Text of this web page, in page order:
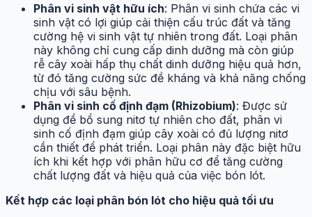
Phân vi sinh vật hữu ích: Phân vi sinh chứa các vi
sinh vật có lợi giúp cải thiện cấu trúc đất và tăng
cường hệ vi sinh vật tự nhiên trong đất. Loại phân
này không chỉ cung cấp dinh dưỡng mà còn giúp
rễ cây xoài hấp thụ chất dinh dưỡng hiệu quả hơn,
từ đó tăng cường sức đề kháng và khả năng chống
chịu với sâu bệnh.
Phân vi sinh cố định đạm (Rhizobium): Được sử
dụng để bổ sung nitơ tự nhiên cho đất, phân vi
sinh cố định đạm giúp cây xoài có đủ lượng nitơ
cần thiết để phát triển. Loại phân này đặc biệt hữu
ích khi kết hợp với phân hữu cơ để tăng cường
chất lượng đất và hiệu quả của việc bón lót.
Kết hợp các loại phân bón lót cho hiệu quả tối ưu